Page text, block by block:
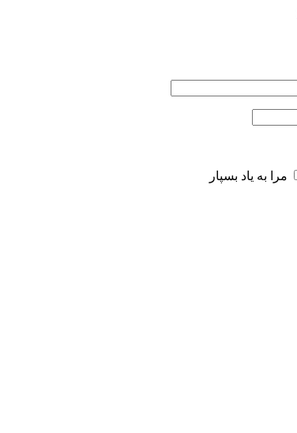
مرا به یاد بسپار